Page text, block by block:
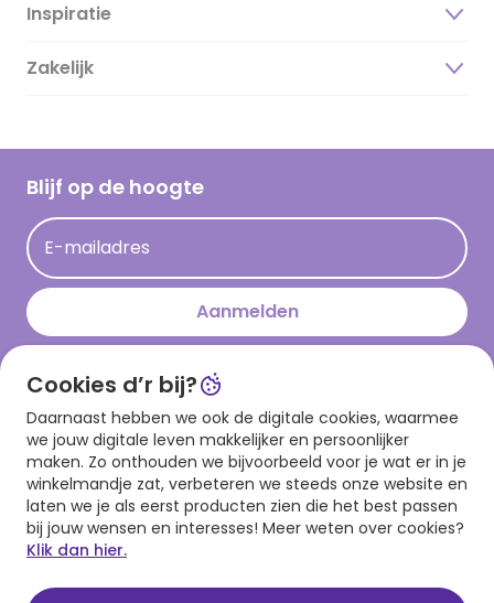
Over ons
Duurzaamheid
Hallmark Kaartclub
Acties
Persberichten
Hallmark en Kinderpostzegels
Inspiratie
Magazine
Cadeau inspiratie
Kaartinspiratie
Zakelijk
Blijf op de hoogte
E-mailadres
Aanmelden
Download onze app
Cookies d’r bij?
Daarnaast hebben we ook de digitale cookies, waarmee
we jouw digitale leven makkelijker en persoonlijker
maken. Zo onthouden we bijvoorbeeld voor je wat er in je
winkelmandje zat, verbeteren we steeds onze website en
laten we je als eerst producten zien die het best passen
bij jouw wensen en interesses! Meer weten over cookies?
Klik dan hier.